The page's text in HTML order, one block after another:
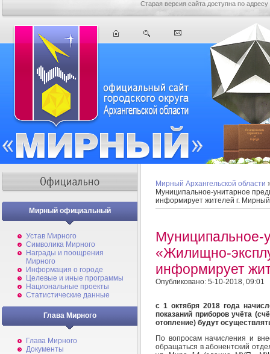
Старая версия сайта доступна по адресу
Мирный официальный
Устав Мирного
Символика Мирного
Награды и поощрения
Мирного
Информация о городе
Целевые и иные программы
Национальные проекты
Статистические данные
Глава Мирного
Глава Мирного
Документы
Мирный Архангельской области
Муниципальное-унитарное
информирует жителей г. Мирный
Муниципальное-
«Жилищно-
информирует
Опубликовано: 5-10-2018, 09:01
с 1 октября 2018 года
показаний приборов учёта
отопление) будут
По вопросам начисления и
обращаться в абонентский